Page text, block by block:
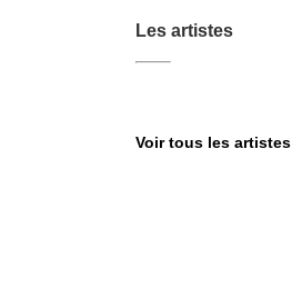
Les artistes
Voir tous les artistes